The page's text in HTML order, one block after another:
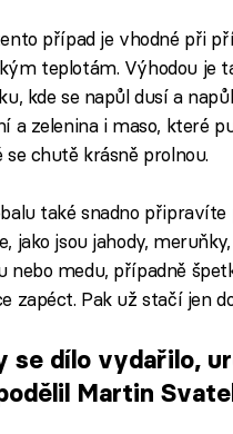
případ je vhodné při
teplotám. Výhodou je
kde se napůl dusí a
a zelenina i maso, které
se chutě krásně prolnou.
také snadno
jako jsou jahody,
nebo medu, případně
zapéct. Pak už stačí jen
se dílo vydařilo,
Martin